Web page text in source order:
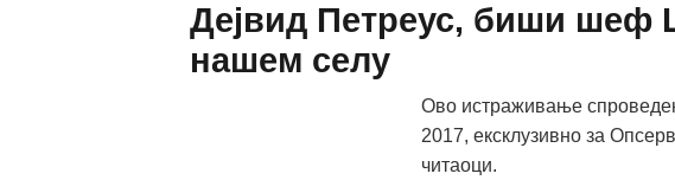
Дејвид Петреус, биши шеф
нашем селу
Ово истраживање
2017, ексклузивно за
читаоци.